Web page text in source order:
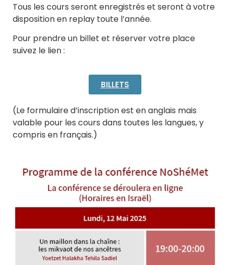
Tous les cours seront enregistrés et seront à votre
disposition en replay toute l’année.
Pour prendre un billet et réserver votre place
suivez le lien :
BILLETS
(Le formulaire d’inscription est en anglais mais
valable pour les cours dans toutes les langues, y
compris en français.)